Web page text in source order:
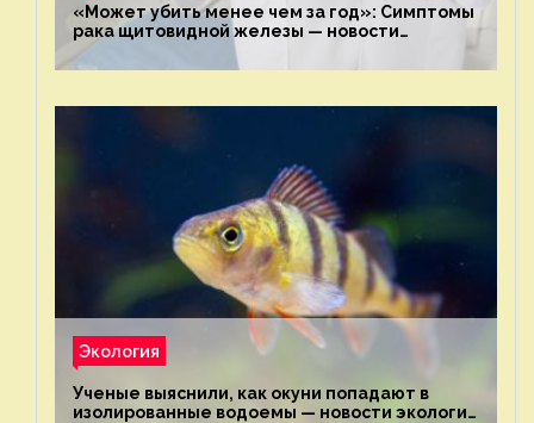
«Может убить менее чем за год»: Симптомы
рака щитовидной железы — новости
экологии на ECOportal
Экология
Ученые выяснили, как окуни попадают в
изолированные водоемы — новости экологии